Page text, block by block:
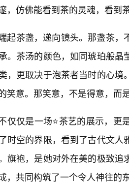
，仿佛能看到茶的灵魂，看到
起茶盏，递向镜头。那盏茶，
。茶汤的颜色，如同琥珀般
，更取决于泡茶者当时的心
笑意。那笑意，不是得意，而
仅仅是一场⭐茶艺的展示，更
时空的界限，看到了古代文
旗袍，是她对外在美的极致
，共同构筑了一个令人神往的